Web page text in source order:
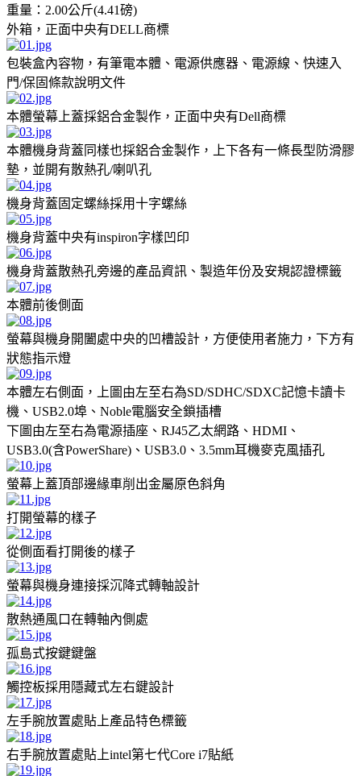
重量：2.00公斤(4.41磅)
外箱，正面中央有DELL商標
包裝盒內容物，有筆電本體、電源供應器、電源線、快速入
門/保固條款說明文件
本體螢幕上蓋採鋁合金製作，正面中央有Dell商標
本體機身背蓋同樣也採鋁合金製作，上下各有一條長型防滑膠
墊，並開有散熱孔/喇叭孔
機身背蓋固定螺絲採用十字螺絲
機身背蓋中央有inspiron字樣凹印
機身背蓋散熱孔旁邊的產品資訊、製造年份及安規認證標籤
本體前後側面
螢幕與機身開闔處中央的凹槽設計，方便使用者施力，下方有
狀態指示燈
本體左右側面，上圖由左至右為SD/SDHC/SDXC記憶卡讀卡
機、USB2.0埠、Noble電腦安全鎖插槽
下圖由左至右為電源插座、RJ45乙太網路、HDMI、
USB3.0(含PowerShare)、USB3.0、3.5mm耳機麥克風插孔
螢幕上蓋頂部邊緣車削出金屬原色斜角
打開螢幕的樣子
從側面看打開後的樣子
螢幕與機身連接採沉降式轉軸設計
散熱通風口在轉軸內側處
孤島式按鍵鍵盤
觸控板採用隱藏式左右鍵設計
左手腕放置處貼上產品特色標籤
右手腕放置處貼上intel第七代Core i7貼紙